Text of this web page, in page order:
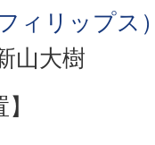
ィリップス）
山大樹